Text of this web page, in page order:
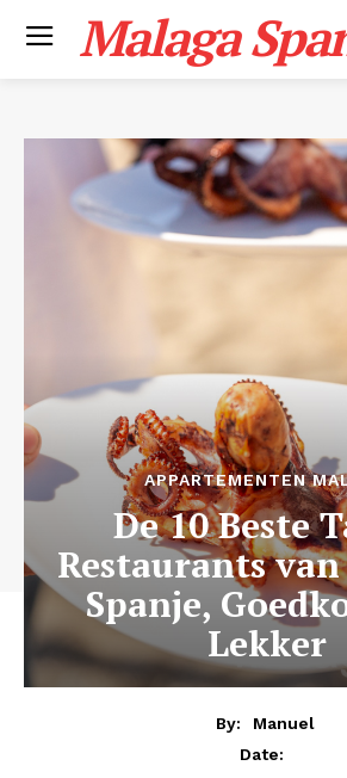
Malaga
APPARTEMENTEN
De 10 Beste
Restaurants
Spanje,
Lekker
By:
Manuel
Date: